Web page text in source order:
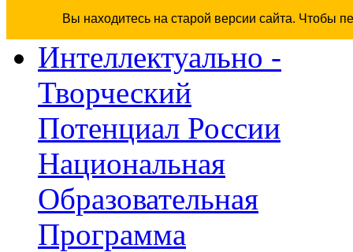
Вы находитесь на старой версии сайта. Чтобы
Интеллектуально -
Творческий
Потенциал России
Национальная
Образовательная
Программа